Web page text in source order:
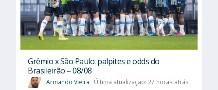
Grêmio x São Paulo: palpites e odds do
Brasileirão – 08/08
Armando Vieira Última atualização: 27 horas atrás